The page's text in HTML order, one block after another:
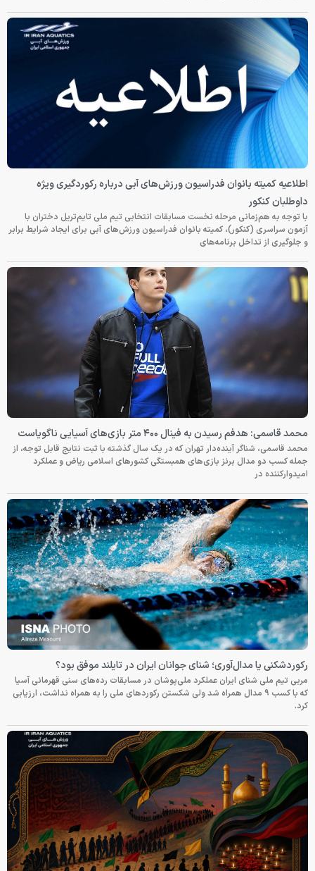
اطلاعیه کمیته بانوان فدراسیون ورزش‌های آبی درباره رکوردگیری ویژه
داوطلبان کنکور
با توجه به هم‌زمانی مرحله نخست مسابقات انتخابی تیم ملی تایم‌تریل دختران با
آزمون سراسری (کنکور)، کمیته بانوان فدراسیون ورزش‌های آبی برای ایجاد شرایط برابر
و جلوگیری از تداخل برنامه‌های
محمد قاسمی: هدفم رسیدن به فینال ۴۰۰ متر بازی‌های آسیایی ناگویاست
محمد قاسمی، شناگر آینده‌دار تهران که در یک سال گذشته با ثبت نتایج قابل توجه، از
جمله کسب دو مدال برنز بازی‌های همبستگی کشورهای اسلامی ریاض و عملکرد
امیدوارکننده در
رکوردشکنی یا مدال‌آوری؛ شنای جوانان ایران در تایلند موفق بود؟
مربی تیم ملی شنای ایران عملکرد ملی‌پوشان در مسابقات رده‌های سنی قهرمانی آسیا
که با کسب ۹ مدال همراه شد ولی شکستن رکوردهای ملی را به همراه نداشت، ارزیابی
کرد.